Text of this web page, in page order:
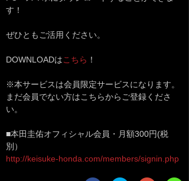
す！
ぜひともご活用ください。
DOWNLOADはこちら ！
※本サービスは会員限定サービスになります。
まだ会員でない方はこちらからご登録くださ
い。
■本田圭佑オフィシャル会員・月額300円(税
別）
http://keisuke-honda.com/members/signin.php